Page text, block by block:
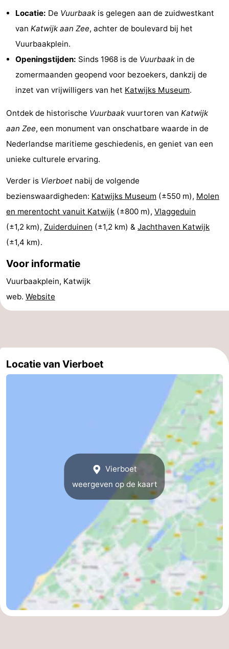
Nieuws
Medische
adressen
Regio
Noord-
Holland
-
Natuur
Schoorlse
Duinen
-
Bergen
aan
Zee
Bergen
-
Alkmaar
-
Egmond
aan
Zee
-
Noordhollands
duinreservaat
-
Wijk
aan
-
Natuur
-
Zandvoort
Zuid-
Contact
Locatie: De Vuurbaak is gelegen aan de zuidwestkant
van Katwijk aan Zee, achter de boulevard bij het
Vuurbaakplein.
Openingstijden: Sinds 1968 is de Vuurbaak in de
zomermaanden geopend voor bezoekers, dankzij de
inzet van vrijwilligers van het Katwijks Museum.
Ontdek de historische Vuurbaak vuurtoren van Katwijk
aan Zee, een monument van onschatbare waarde in de
Nederlandse maritieme geschiedenis, en geniet van een
unieke culturele ervaring.
Verder is Vierboet nabij de volgende
bezienswaardigheden: Katwijks Museum (±550 m), Molen
en merentocht vanuit Katwijk (±800 m), Vlaggeduin
(±1,2 km), Zuiderduinen (±1,2 km) & Jachthaven Katwijk
(±1,4 km).
Voor informatie
Vuurbaakplein, Katwijk
web. Website
Locatie van Vierboet
Vierboet
weergeven op de kaart